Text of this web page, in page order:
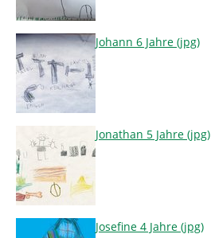
Johann 6 Jahre (jpg)
Jonathan 5 Jahre (jpg)
Josefine 4 Jahre (jpg)